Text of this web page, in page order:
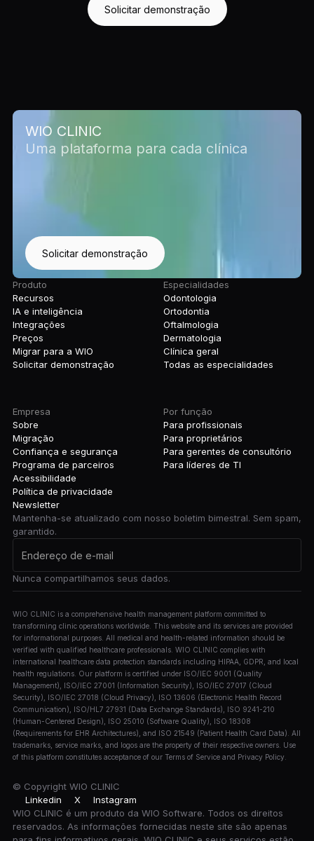
Solicitar demonstração
WIO CLINIC
Uma plataforma para cada clínica
Solicitar demonstração
Produto
Recursos
IA e inteligência
Integrações
Preços
Migrar para a WIO
Solicitar demonstração
Especialidades
Odontologia
Ortodontia
Oftalmologia
Dermatologia
Clínica geral
Todas as especialidades
Empresa
Sobre
Migração
Confiança e segurança
Programa de parceiros
Acessibilidade
Política de privacidade
Por função
Para profissionais
Para proprietários
Para gerentes de consultório
Para líderes de TI
Newsletter
Mantenha-se atualizado com nosso boletim bimestral. Sem spam,
garantido.
Nunca compartilhamos seus dados.
WIO CLINIC is a comprehensive health management platform committed to
transforming clinic operations worldwide. This website and its services are provided
for informational purposes. All medical and health-related information should be
verified with qualified healthcare professionals. WIO CLINIC complies with
international healthcare data protection standards including HIPAA, GDPR, and local
health regulations. Our platform is certified under ISO/IEC 9001 (Quality
Management), ISO/IEC 27001 (Information Security), ISO/IEC 27017 (Cloud
Security), ISO/IEC 27018 (Cloud Privacy), ISO 13606 (Electronic Health Record
Communication), ISO/HL7 27931 (Data Exchange Standards), ISO 9241-210
(Human-Centered Design), ISO 25010 (Software Quality), ISO 18308
(Requirements for EHR Architectures), and ISO 21549 (Patient Health Card Data). All
trademarks, service marks, and logos are the property of their respective owners. Use
of this platform constitutes acceptance of our Terms of Service and Privacy Policy.
© Copyright WIO CLINIC
Linkedin
X
Instagram
WIO CLINIC é um produto da WIO Software. Todos os direitos
reservados. As informações fornecidas neste site são apenas